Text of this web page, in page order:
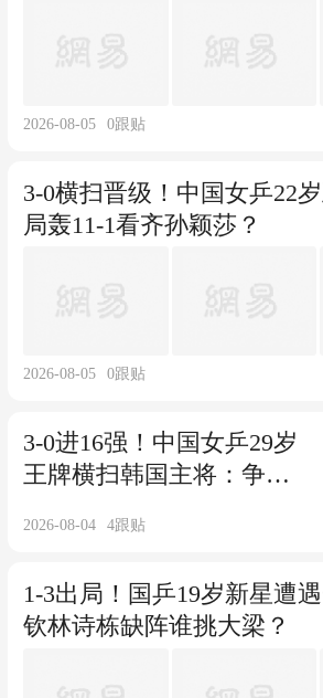
2026-08-05 0跟贴
3-0横扫晋级！中国女乒22
局轰11-1看齐孙颖莎？
2026-08-05 0跟贴
3-0进16强！中国女乒29岁
王牌横扫韩国主将：争当
2026-08-04 4跟贴
1-3出局！国乒19岁新星遭
钦林诗栋缺阵谁挑大梁？